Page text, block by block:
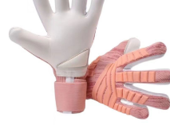
portero, venta al por mayor.